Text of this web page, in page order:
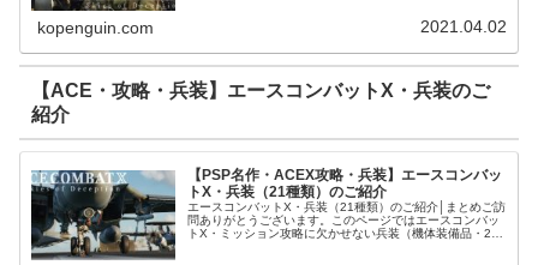
kopenguin.com 2021.04.02
【ACE・攻略・兵装】エースコンバットX・兵装のご
紹介
【PSP名作・ACEX攻略・兵装】エースコンバッ
トX・兵装（21種類）のご紹介
エースコンバットX・兵装（21種類）のご紹介│まとめご訪
問ありがとうございます。このページではエースコンバッ
トX・ミッション攻略に欠かせない兵装（機体装備品・21